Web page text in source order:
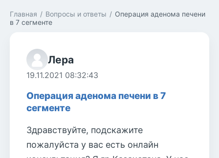
Главная / Вопросы и ответы / Операция аденома печени
в 7 сегменте
Лера
19.11.2021 08:32:43
Операция аденома печени в 7
сегменте
Здравствуйте, подскажите
пожалуйста у вас есть онлайн